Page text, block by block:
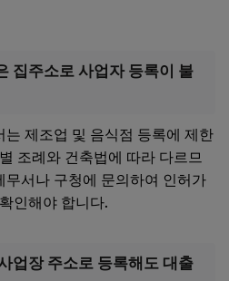
집주소로 사업자 등록이 불
는 제조업 및 음식점 등록에 제한
조례와 건축법에 따라 다르므
무서나 구청에 문의하여 인허가
인해야 합니다.
업장 주소로 등록해도 대출